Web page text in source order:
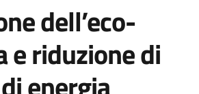
dell’eco-
e riduzione di